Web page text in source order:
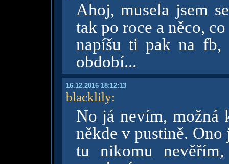
Ahoj, musela jsem
tak po roce a něco,
napíšu ti pak na fb,
období...
16.12.2016 18:12:13
blacklily:
No já nevím,
někde v pustině.
tu nikomu